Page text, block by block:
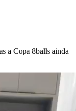
a Copa 8balls ainda